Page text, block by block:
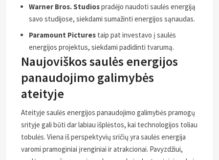
Warner Bros. Studiospradėjo naudoti saulės energiją
savo studijose, siekdami sumažinti energijos sąnaudas.
Paramount Pictures taip pat investavo į saulės
energijos projektus, siekdami padidinti tvarumą.
Naujoviškos saulės energijos
panaudojimo galimybės
ateityje
Ateityje saulės energijos panaudojimo galimybės pramogų
srityje gali būti dar labiau išplėstos, kai technologijos toliau
tobulės. Viena iš perspektyvių sričių yra saulės energija
varomi pramoginiai įrenginiai ir atrakcionai. Pavyzdžiui,